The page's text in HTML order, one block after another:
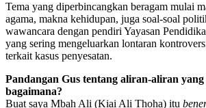
Tema yang diperbincangkan beragam mulai
agama, makna kehidupan, juga soal-soal
wawancara dengan pendiri Yayasan
yang sering mengeluarkan lontaran
terkait kasus penyesatan.
Pandangan Gus tentang aliran-aliran yang
bagaimana?
Buat saya Mbah Ali (Kiai Ali Thoha) itu